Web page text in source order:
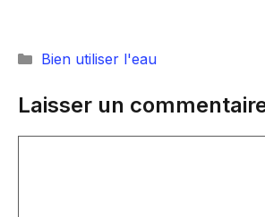
Catégories
Bien utiliser l'eau
Laisser un